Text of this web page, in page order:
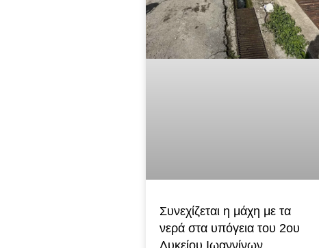
Συνεχίζεται η μάχη με τα
νερά στα υπόγεια του 2ου
Λυκείου Ιωαννίνων